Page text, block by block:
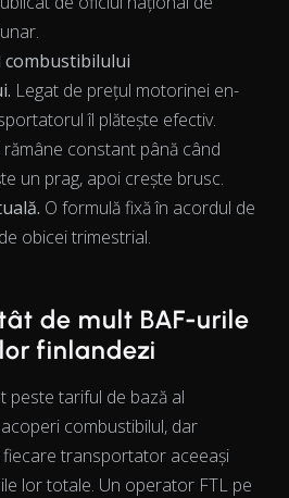
displaying Time. Data ranges from
Legat de prețul motorinei en-
îl plătește efectiv.
rămâne constant până când
un prag, apoi crește brusc.
O formulă fixă în acordul de
obicei trimestrial.
de mult BAF-urile
finlandezi
peste tariful de bază al
combustibilul, dar
transportator aceeași
lor totale. Un operator FTL pe